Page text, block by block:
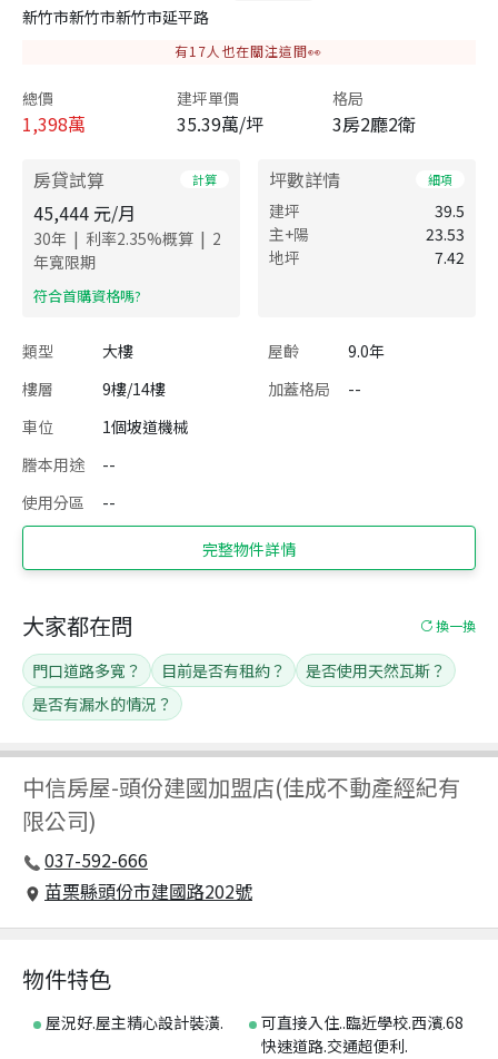
新竹市新竹市新竹市延平路
有17人也在關注這間👀
總價
1,398萬
建坪單價
35.39萬/坪
格局
3房2廳2衛
房貸試算 計算
45,444 元/月
30年 | 利率2.35%概算 | 2
年寬限期
​符合首購資格嗎?
坪數詳情 細項
建坪
39.5
主+陽
23.53
地坪
7.42
類型 大樓 屋齡
9.0年
樓層
9樓/14樓 加蓋格局
--
車位
1個坡道機械
謄本用途
--
使用分區
--
完整物件詳情
中信房屋-頭份建國加盟店(佳成不動產經紀有
限公司)
037-592-666
苗栗縣頭份市建國路202號
大家都在問 換一換
門口道路多寬？ 目前是否有租約？
是否使用天然瓦斯？
是否有漏水的情況？
物件特色
屋況好.屋主精心設計裝潢.
可直接入住..臨近學校.西濱.68
快速道路.交通超便利.